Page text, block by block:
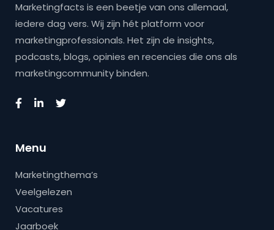
Marketingfacts is een beetje van ons allemaal,
iedere dag vers. Wij zijn hét platform voor
marketingprofessionals. Het zijn de insights,
podcasts, blogs, opinies en recencies die ons als
marketingcommunity binden.
Menu
Marketingthema’s
Veelgelezen
Vacatures
Jaarboek